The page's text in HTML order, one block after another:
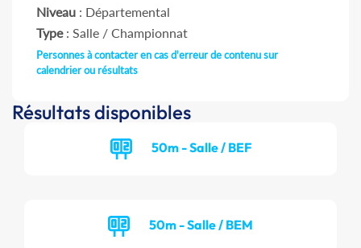
Niveau : Départemental
Type: Salle / Championnat
Personnes à contacter en cas d'erreur de contenu sur
calendrier ou résultats
Résultats disponibles
50m - Salle / BEF
50m - Salle / BEM